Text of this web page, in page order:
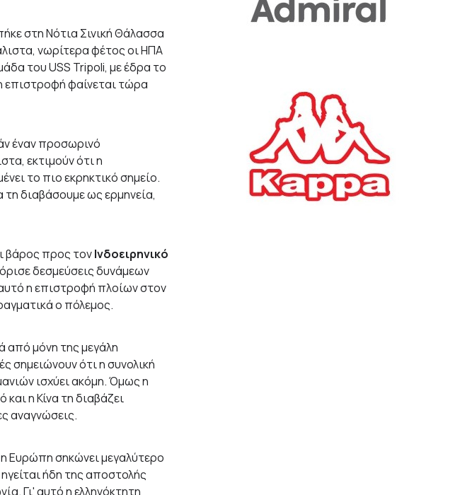
στη Νότια Σινική Θάλασσα
νωρίτερα φέτος οι ΗΠΑ
του USS Tripoli, με έδρα το
επιστροφή φαίνεται τώρα
έναν προσωρινό
εκτιμούν ότι η
το πιο εκρηκτικό σημείο.
τη διαβάσουμε ως ερμηνεία,
βάρος προς τονΙνδοειρηνικό
δεσμεύσεις δυνάμεων
η επιστροφή πλοίων στον
ο πόλεμος.
από μόνη της μεγάλη
σημειώνουν ότι η συνολική
ισχύει ακόμη. Όμως η
η Κίνα τη διαβάζει
αναγνώσεις.
Ευρώπη σηκώνει μεγαλύτερο
ήδη της αποστολής
Γι' αυτό η ελληνόκτητη
Aktor: Δεν θα γίνουν
δεκτές προσφορές κάτω
Κ. Πιερρακάκης: Νέα
εποχή για το Ολυμπιακό
Κωπηλατοδρόμιο - Η
δημόσια περιουσία είναι
περιουσία όλων των